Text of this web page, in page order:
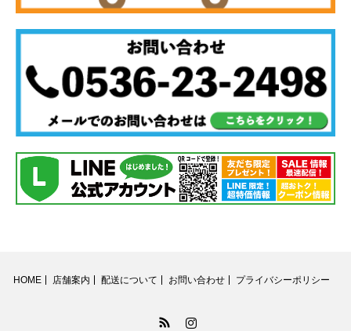
HOME 店舗案内 配送について お問い合わせ プライバシーポリシー